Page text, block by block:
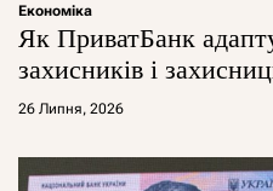
Економіка
Як ПриватБанк
захисників і
26 Липня, 2026